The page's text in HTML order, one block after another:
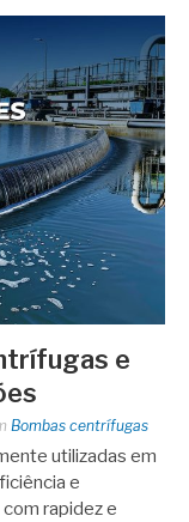
e
Bombas centrífugas
utilizadas em
e
rapidez e